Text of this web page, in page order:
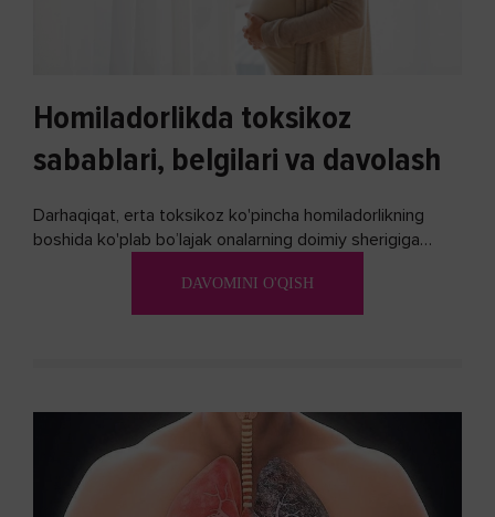
Homiladorlikda toksikoz
sabablari, belgilari va davolash
Darhaqiqat, erta toksikoz ko'pincha homiladorlikning
boshida ko'plab bo’lajak onalarning doimiy sherigiga
biron bir usuli bormi?DAVOMINI O'QISH